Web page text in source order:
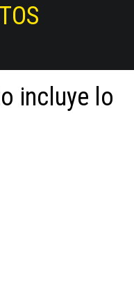
incluye lo